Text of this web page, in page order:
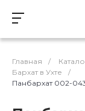
Главная /
Бархат в Ухте
/
Панбархат 002-